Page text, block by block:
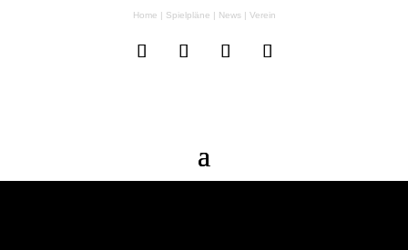
Home | Spielpläne | News| Verein